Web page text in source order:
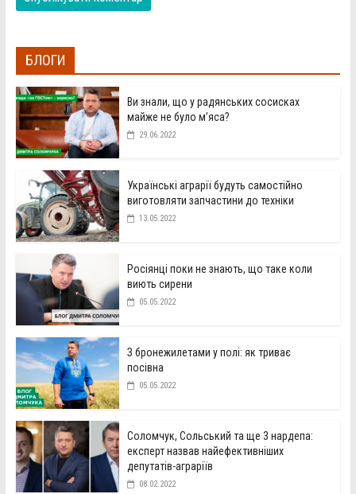
БЛОГИ
Ви знали, що у радянських сосисках
майже не було м’яса?
29.06.2022
Українські аграрії будуть самостійно
виготовляти запчастини до техніки
13.05.2022
Росіянці поки не знають, що таке коли
виють сирени
05.05.2022
З бронежилетами у полі: як триває
посівна
05.05.2022
Соломчук, Сольський та ще 3 нардепа:
експерт назвав найефективніших
депутатів-аграріїв
08.02.2022